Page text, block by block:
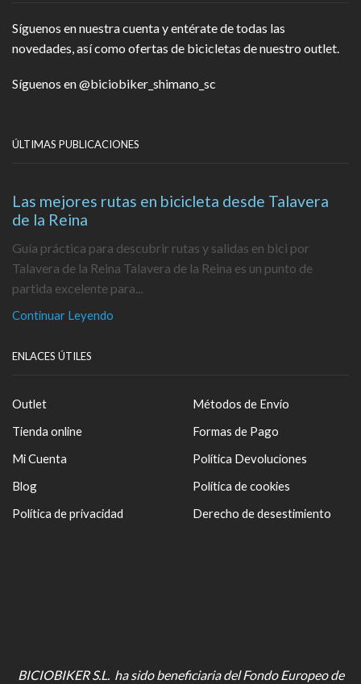
Síguenos en nuestra cuenta y entérate de todas las
novedades, así como ofertas de bicicletas de nuestro outlet.
Síguenos en@biciobiker_shimano_sc
ÚLTIMAS PUBLICACIONES
Las mejores rutas en bicicleta desde Talavera
de la Reina
Guía práctica para descubrir rutas y salidas en bici por
Talavera de la Reina Talavera de la Reina es un punto de
partida excelente para...
Continuar Leyendo
ENLACES ÚTILES
Outlet
Tienda online
Mi Cuenta
Blog
Política de privacidad
Métodos de Envío
Formas de Pago
Política Devoluciones
Política de cookies
Derecho de desestimiento
BICIOBIKER S.L. ha sido beneficiaria del Fondo Europeo de